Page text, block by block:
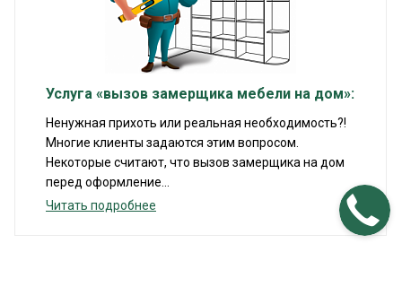
Услуга «вызов замерщика мебели на дом»:
Ненужная прихоть или реальная необходимость?!
Многие клиенты задаются этим вопросом.
Некоторые считают, что вызов замерщика на дом
перед оформление...
Читать подробнее